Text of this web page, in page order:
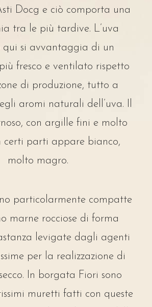
Docg e ciò comporta una
tra le più tardive. L’uva
qui si avvantaggia di un
fresco e ventilato rispetto
di produzione, tutto a
aromi naturali dell’uva. Il
con argille fini e molto
certi parti appare bianco,
molto magro.
particolarmente compatte
marne rocciose di forma
levigate dagli agenti
per la realizzazione di
In borgata Fiori sono
muretti fatti con queste